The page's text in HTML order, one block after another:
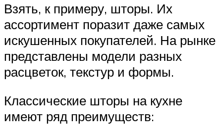
Взять, к примеру, шторы. Их
ассортимент поразит даже самых
искушенных покупателей. На рынке
представлены модели разных
расцветок, текстур и формы.
Классические шторы на кухне
имеют ряд преимуществ: